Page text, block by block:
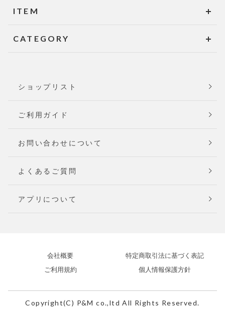
ITEM
CATEGORY
ショップリスト
ご利用ガイド
お問い合わせについて
よくあるご質問
アプリについて
会社概要
特定商取引法に基づく表記
ご利用規約
個人情報保護方針
Copyright(C) P&M co.,ltd All Rights Reserved.